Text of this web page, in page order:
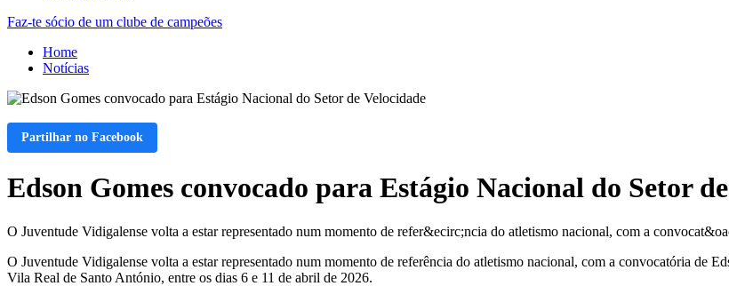
Faz-te sócio de um clube de campeões
Home
Notícias
Partilhar no Facebook
Edson Gomes convocado para Estágio Nacional do Setor
O Juventude Vidigalense volta a estar representado num momento de refer&ecirc;ncia do atletismo nacional, com a
O Juventude Vidigalense volta a estar representado num momento de referência do atletismo nacional, com a convocatória de
Vila Real de Santo António, entre os dias 6 e 11 de abril de 2026.